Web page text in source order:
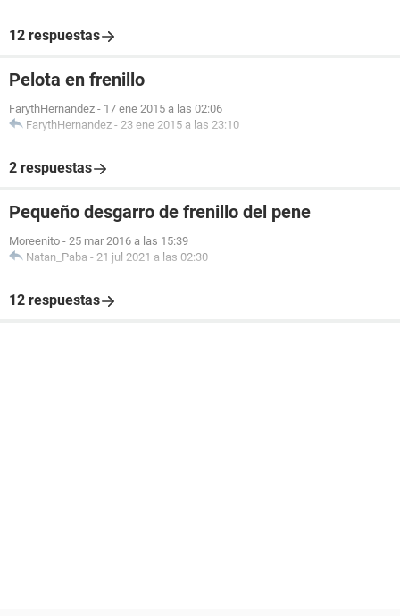
12 respuestas
Pelota en frenillo
FarythHernandez - 17 ene 2015 a las 02:06
FarythHernandez - 23 ene 2015 a las 23:10
2 respuestas
Pequeño desgarro de frenillo del pene
Moreenito - 25 mar 2016 a las 15:39
Natan_Paba - 21 jul 2021 a las 02:30
12 respuestas